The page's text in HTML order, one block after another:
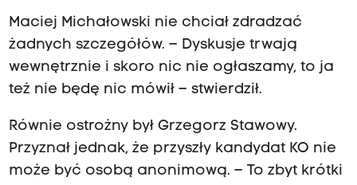
Maciej Michałowski nie chciał zdradzać
żadnych szczegółów. – Dyskusje trwają
wewnętrznie i skoro nic nie ogłaszamy, to ja
też nie będę nic mówił – stwierdził.
Równie ostrożny był Grzegorz Stawowy.
Przyznał jednak, że przyszły kandydat KO nie
może być osobą anonimową. – To zbyt krótki